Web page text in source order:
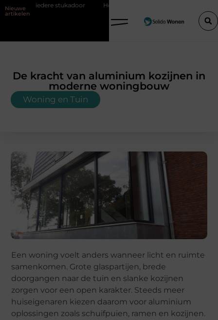
Nieuwe
artikelen
Hoe bouwfolie zorgt voor een sterker en droger bouwproject
De kracht van aluminium kozijnen in
moderne woningbouw
Woning en Tuin
Eenwoningvoelt anderswanneer licht en ruimte
samenkomen. Grote glaspartijen, brede
doorgangen naar de tuin en slanke kozijnen
zorgenvoor een open karakter. Steeds meer
huiseigenaren kiezen daaromvoor aluminium
oplossingen zoals schuifpuien, ramen en kozijnen.